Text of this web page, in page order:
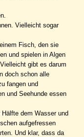
Vielleicht sogar
Fisch, den sie
und spielen in Algen
gibt es darum
doch schon alle
fangen und
und Seehunde essen
dem Wasser und
aufgefressen
Und klar, dass da